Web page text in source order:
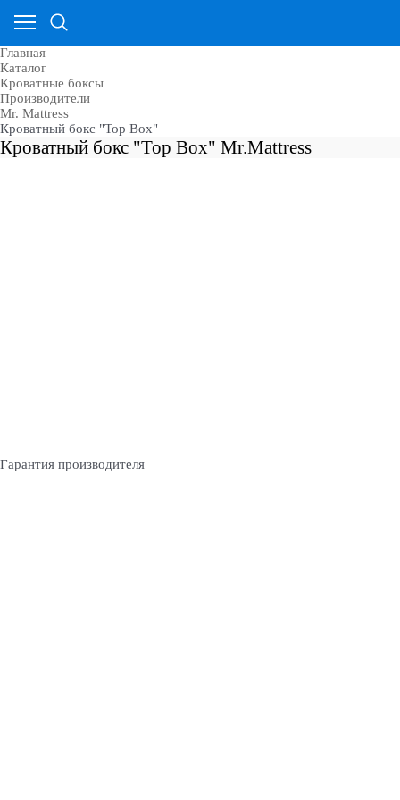
Главная
Каталог
Кроватные боксы
Производители
Mr. Mattress
Кроватный бокс "Top Box"
Кроватный бокс "Top Box" Mr.Mattress
Гарантия производителя